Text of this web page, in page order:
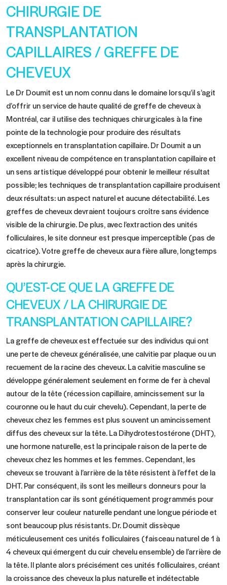
CHIRURGIE DE
TRANSPLANTATION
CAPILLAIRES / GREFFE DE
CHEVEUX
Le Dr Doumit est un nom connu dans le domaine lorsqu’il s’agit
d’offrir un service de haute qualité de greffe de cheveux à
Montréal, car il utilise des techniques chirurgicales à la fine
pointe de la technologie pour produire des résultats
exceptionnels en transplantation capillaire. Dr Doumit a un
excellent niveau de compétence en transplantation capillaire et
un sens artistique développé pour obtenir le meilleur résultat
possible; les techniques de transplantation capillaire produisent
deux résultats: un aspect naturel et aucune détectabilité. Les
greffes de cheveux devraient toujours croître sans évidence
visible de la chirurgie. De plus, avec l’extraction des unités
folliculaires, le site donneur est presque imperceptible (pas de
cicatrice). Votre greffe de cheveux aura fière allure, longtemps
après la chirurgie.
QU’EST-CE QUE LA GREFFE DE
CHEVEUX / LA CHIRURGIE DE
TRANSPLANTATION CAPILLAIRE?
La greffe de cheveux est effectuée sur des individus qui ont
une perte de cheveux généralisée, une calvitie par plaque ou un
recuement de la racine des cheveux. La calvitie masculine se
développe généralement seulement en forme de fer à cheval
autour de la tête (récession capillaire, amincissement sur la
couronne ou le haut du cuir chevelu). Cependant, la perte de
cheveux chez les femmes est plus souvent un amincissement
diffus des cheveux sur la tête. La Dihydrotestostérone (DHT),
une hormone naturelle, est la principale raison de la perte de
cheveux chez les hommes et les femmes. Cependant, les
cheveux se trouvant à l’arrière de la tête résistent à l’effet de la
DHT. Par conséquent, ils sont les meilleurs donneurs pour la
transplantation car ils sont génétiquement programmés pour
conserver leur couleur naturelle pendant une longue période et
sont beaucoup plus résistants. Dr. Doumit dissèque
méticuleusement ces unités folliculaires (faisceau naturel de 1 à
4 cheveux qui émergent du cuir chevelu ensemble) de l’arrière de
la tête. Il plante alors précisément ces unités folliculaires, créant
la croissance des cheveux la plus naturelle et indétectable